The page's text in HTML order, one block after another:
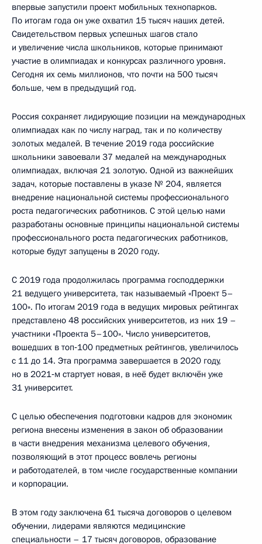
впервые запустили проект мобильных технопарков.
По итогам года он уже охватил 15 тысяч наших детей.
Свидетельством первых успешных шагов стало
и увеличение числа школьников, которые принимают
участие в олимпиадах и конкурсах различного уровня.
Сегодня их семь миллионов, что почти на 500 тысяч
больше, чем в предыдущий год.
Россия сохраняет лидирующие позиции на международных
олимпиадах как по числу наград, так и по количеству
золотых медалей. В течение 2019 года российские
школьники завоевали 37 медалей на международных
олимпиадах, включая 21 золотую. Одной из важнейших
задач, которые поставлены в указе № 204, является
внедрение национальной системы профессионального
роста педагогических работников. С этой целью нами
разработаны основные принципы национальной системы
профессионального роста педагогических работников,
которые будут запущены в 2020 году.
С 2019 года продолжилась программа господдержки
21 ведущего университета, так называемый «Проект 5–
100». По итогам 2019 года в ведущих мировых рейтингах
представлено 48 российских университетов, из них 19 –
участники «Проекта 5–100». Число университетов,
вошедших в топ‑100 предметных рейтингов, увеличилось
с 11 до 14. Эта программа завершается в 2020 году,
но в 2021‑м стартует новая, в неё будет включён уже
31 университет.
С целью обеспечения подготовки кадров для экономик
региона внесены изменения в закон об образовании
в части внедрения механизма целевого обучения,
позволяющий в этот процесс вовлечь регионы
и работодателей, в том числе государственные компании
и корпорации.
В этом году заключена 61 тысяча договоров о целевом
обучении, лидерами являются медицинские
специальности – 17 тысяч договоров, образование